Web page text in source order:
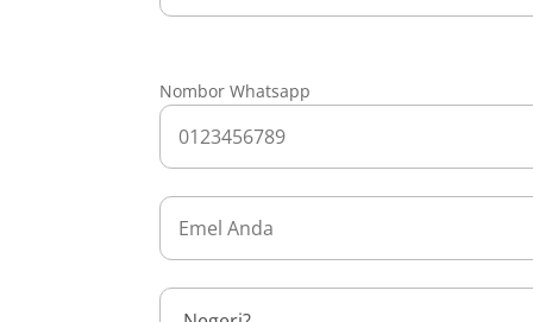
Nombor Whatsapp